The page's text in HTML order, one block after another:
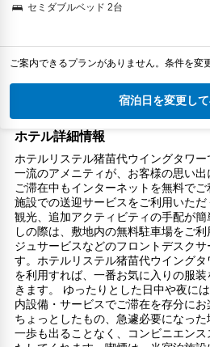
セミダブルベッド 2台
ご案内できるプランがありません。条件を変
宿泊日を変更し
ホテル詳細情報
ホテルリステル猪苗代ウイングタワ
一流のアメニティが、お客様の思い出
ご滞在中もインターネットを無料で
施設での送迎サービスをご利用いた
観光、追加アクティビティの手配が
しの際は、敷地内の無料駐車場をご
ジュサービスなどのフロントデスク
す。ホテルリステル猪苗代ウイング
を利用すれば、一番お気に入りの服
きます。 ゆったりとした日中や夜に
内設備・サービスでご滞在を存分にお
ちょっとしたもの、急遽必要になっ
一歩も出ることなく、コンビニエン